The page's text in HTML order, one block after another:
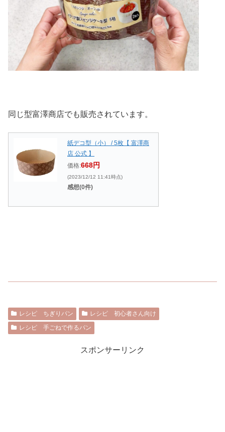
同じ型富澤商店でも販売されています。
紙デコ型（小） / 5枚【 富澤商
店 公式 】
価格:668円
(2023/12/12 11:41時点)
感想(0件)
レシピ ちぎりパン
レシピ 初心者さん向け
レシピ 手ごねで作るパン
スポンサーリンク